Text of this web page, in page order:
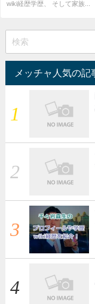
wiki経歴学歴、 そして家族...
メッチャ人気の記